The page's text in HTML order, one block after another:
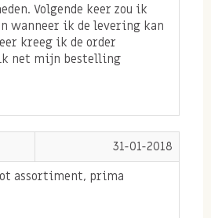
Volgende keer zou ik
wanneer ik de levering kan
kreeg ik de order
net mijn bestelling
31-01-2018
assortiment, prima